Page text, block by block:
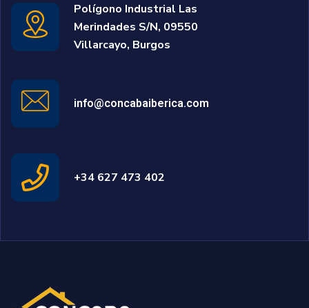
Polígono Industrial Las
Merindades S/N, 09550
Villarcayo, Burgos
info@concabaiberica.com
+34 627 473 402